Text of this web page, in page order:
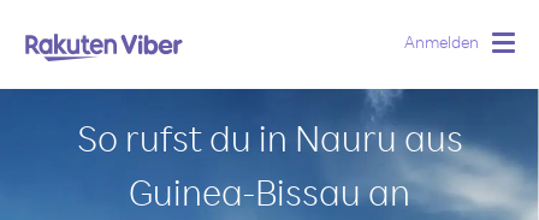
Anmelden
So rufst du in Nauru aus
Guinea-Bissau an